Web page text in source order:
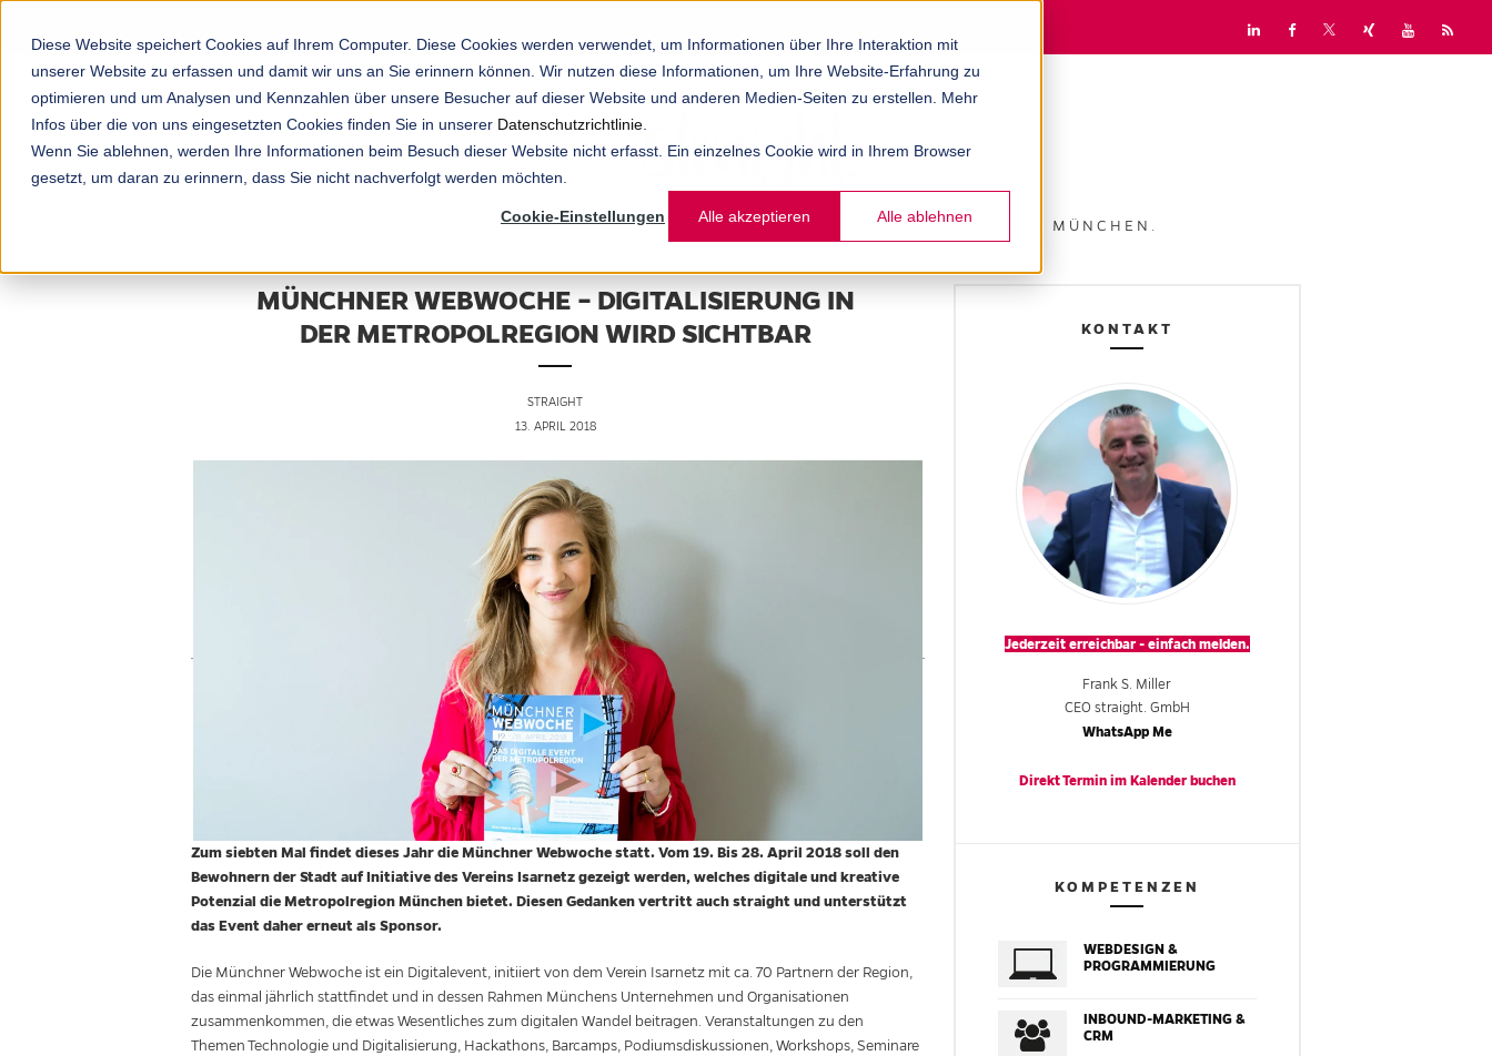
Diese Website speichert Cookies auf Ihrem Computer. Diese Cookies werden verwendet, um Informationen über Ihre Interaktion mit
unserer Website zu erfassen und damit wir uns an Sie erinnern können. Wir nutzen diese Informationen, um Ihre Website-Erfahrung zu
optimieren und um Analysen und Kennzahlen über unsere Besucher auf dieser Website und anderen Medien-Seiten zu erstellen. Mehr
Infos über die von uns eingesetzten Cookies finden Sie in unserer Datenschutzrichtlinie
Wenn Sie ablehnen, werden Ihre Informationen beim Besuch dieser Website nicht erfasst. Ein einzelnes Cookie wird in Ihrem Browser
gesetzt, um daran zu erinnern, dass Sie nicht nachverfolgt werden möchten.
Cookie-Einstellungen Alle akzeptieren Alle ablehnen
ERFAHREN SIE AUF DEM BLOG ALLES RUND UM DIE DIGITALAGENTUR AUS MÜNCHEN.
MÜNCHNER WEBWOCHE – DIGITALISIERUNG IN
DER METROPOLREGION WIRD SICHTBAR
STRAIGHT
13. APRIL 2018
Zum siebten Mal findet dieses Jahr die Münchner Webwoche statt. Vom 19. Bis 28. April 2018 soll den
Bewohnern der Stadt auf Initiative des Vereins Isarnetz gezeigt werden, welches digitale und kreative
Potenzial die Metropolregion München bietet. Diesen Gedanken vertritt auch straight und unterstützt
das Event daher erneut als Sponsor.
Die Münchner Webwoche ist ein Digitalevent, initiiert von dem Verein Isarnetz mit ca. 70 Partnern der Region,
das einmal jährlich stattfindet und in dessen Rahmen Münchens Unternehmen und Organisationen
zusammenkommen, die etwas Wesentliches zum digitalen Wandel beitragen. Veranstaltungen zu den
Themen Technologie und Digitalisierung, Hackathons, Barcamps, Podiumsdiskussionen, Workshops, Seminare
KONTAKT
Jederzeit erreichbar - einfach melden.
Frank S. Miller
CEO straight. GmbH
WhatsApp Me
Direkt Termin im Kalenderbuchen
KOMPETENZEN
WEBDESIGN &
PROGRAMMIERUNG
INBOUND-MARKETING &
CRM